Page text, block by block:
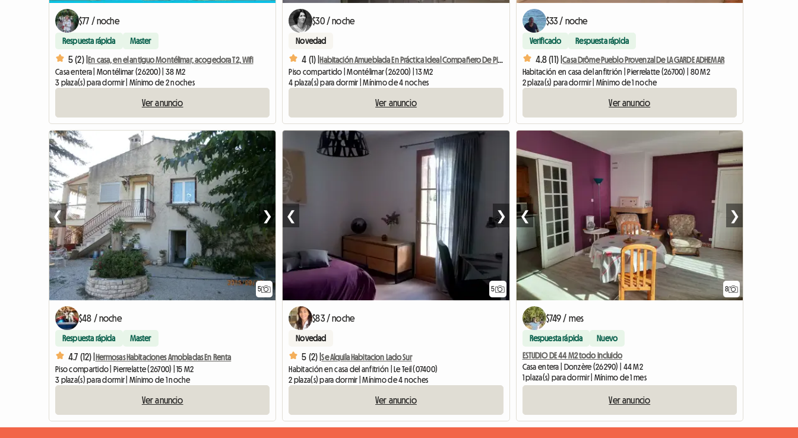
$77 / noche
Respuesta rápida Master
5 (2) |En casa, en el antiguo Montélimar, acogedora T2, Wifi
Casa entera | Montélimar (26200) | 38 M2
3 plaza(s) para dormir | Mínimo de 2 noches
Ver anuncio
$30 / noche
Novedad
4 (1) |
Habitación Amueblada En Práctica Ideal Compañero De Piso, Estudiante
Piso compartido | Montélimar (26200) | 13 M2
4 plaza(s) para dormir | Mínimo de 4 noches
Ver anuncio
$33 / noche
Verificado Respuesta rápida
4.8 (11) |Casa Drôme Pueblo Provenzal De LA GARDE ADHEMAR
Habitación en casa del anfitrión | Pierrelatte (26700) | 80 M2
2 plaza(s) para dormir | Mínimo de 1 noche
Ver anuncio
5
❮ ❯
$48 / noche
Respuesta rápida Master
4.7 (12) |
Hermosas Habitaciones Amobladas En Renta
Piso compartido | Pierrelatte (26700) | 15 M2
3 plaza(s) para dormir | Mínimo de 1 noche
Ver anuncio
5
❮ ❯
$83 / noche
Novedad
5 (2) |Se Alquila Habitacion Lado Sur
Habitación en casa del anfitrión | Le Teil (07400)
2 plaza(s) para dormir | Mínimo de 4 noches
Ver anuncio
8
❮ ❯
$749 / mes
Respuesta rápida Nuevo
ESTUDIO DE 44 M2 todo incluido
Casa entera | Donzère (26290) | 44 M2
1 plaza(s) para dormir | Mínimo de 1 mes
Ver anuncio